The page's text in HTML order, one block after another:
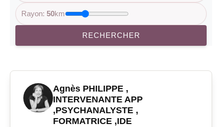
Rayon:50km
RECHERCHER
Agnès PHILIPPE ,
INTERVENANTE APP
,PSYCHANALYSTE ,
FORMATRICE ,IDE